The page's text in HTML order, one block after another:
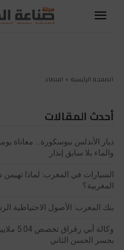
الصفحة الرئيسية اقتصاد
أحدث المقالات
ديار الأندلس ببوسكورة… معاناة
والماء بلا سابق إنذار
السيارات في المغرب: لماذا
المغربية؟
بنك المغرب: الأصول الاحتياطية الرسمية تبلغ
وكالة
بجسر الحسن الثاني